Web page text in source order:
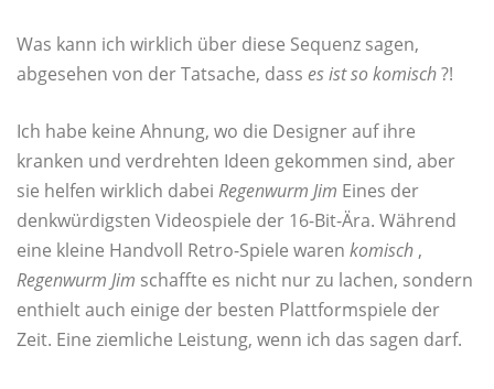
Was kann ich wirklich über diese Sequenz sagen,
abgesehen von der Tatsache, dass es ist so komisch?!
Ich habe keine Ahnung, wo die Designer auf ihre
kranken und verdrehten Ideen gekommen sind, aber
sie helfen wirklich dabei Regenwurm Jim Eines der
denkwürdigsten Videospiele der 16-Bit-Ära. Während
eine kleine Handvoll Retro-Spiele waren komisch ,
Regenwurm Jim schaffte es nicht nur zu lachen, sondern
enthielt auch einige der besten Plattformspiele der
Zeit. Eine ziemliche Leistung, wenn ich das sagen darf.